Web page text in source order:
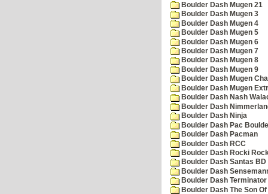
Boulder Dash Mugen 21
Boulder Dash Mugen 3
Boulder Dash Mugen 4
Boulder Dash Mugen 5
Boulder Dash Mugen 6
Boulder Dash Mugen 7
Boulder Dash Mugen 8
Boulder Dash Mugen 9
Boulder Dash Mugen
Boulder Dash Mugen
Boulder Dash Nash
Boulder Dash
Boulder Dash Ninja
Boulder Dash Pac
Boulder Dash Pacman
Boulder Dash RCC
Boulder Dash Rocki
Boulder Dash Santas
Boulder Dash
Boulder Dash
Boulder Dash The Son